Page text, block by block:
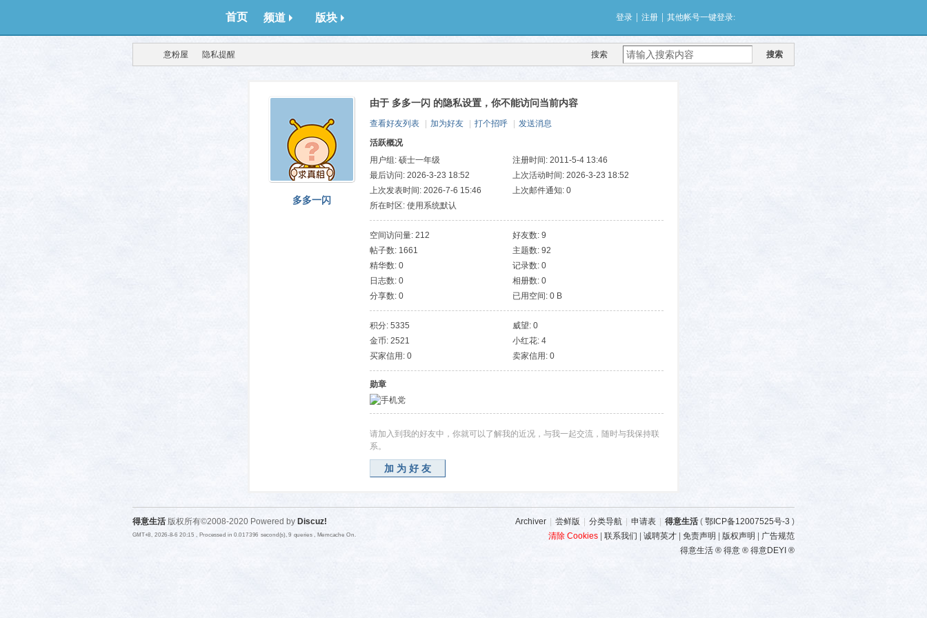
首页 频道 版块 登录 注册 其他帐号一键登录:
搜索 搜索
武汉
意粉屋 隐私提醒
多多一闪
由于 多多一闪 的隐私设置，你不能访问当前内容
查看好友列表 加为好友 打个招呼
发送消息
活跃概况
用户组: 硕士一年级
注册时间: 2011-5-4 13:46
最后访问: 2026-3-23 18:52
上次活动时间: 2026-3-23 18:52
上次发表时间: 2026-7-6 15:46
上次邮件通知: 0
所在时区: 使用系统默认
空间访问量: 212
好友数: 9
帖子数: 1661
主题数: 92
精华数: 0
记录数: 0
日志数: 0
相册数: 0
分享数: 0
已用空间: 0 B
积分: 5335
威望: 0
金币: 2521
小红花: 4
买家信用: 0
卖家信用: 0
勋章
请加入到我的好友中，你就可以了解我的近况，与我一起交流，随时与我保持联
系。
加为好友
Archiver 尝鲜版 分类导航 申请表 得意生活 ( 鄂ICP备12007525号-3 )
清除 Cookies
联系我们 诚聘英才 免责声明 版权声明
广告规范
得意生活 ® 得意 ® 得意DEYI ®
得意生活 版权所有©2008-2020 Powered by Discuz!
GMT+8, 2026-8-6 20:15 , Processed in 0.017396 second(s), 9 queries , Memcache On.